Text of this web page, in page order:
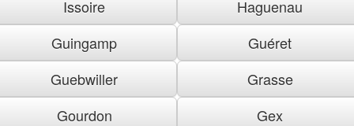
Issoire
Haguenau
Guingamp
Guéret
Guebwiller
Grasse
Gourdon
Gex